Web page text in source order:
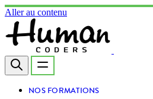
Aller au contenu
NOS FORMATIONS